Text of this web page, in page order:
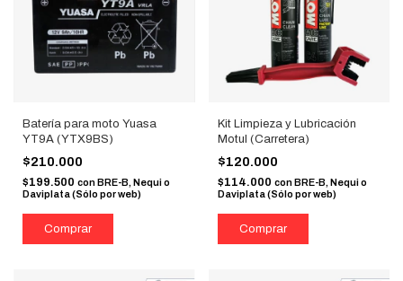
Batería para moto Yuasa
YT9A (YTX9BS)
$210.000
$199.500 conBRE-B, Nequi o
Daviplata (Sólo por web)
Kit Limpieza y Lubricación
Motul (Carretera)
$120.000
$114.000 con BRE-B, Nequi o
Daviplata (Sólo por web)